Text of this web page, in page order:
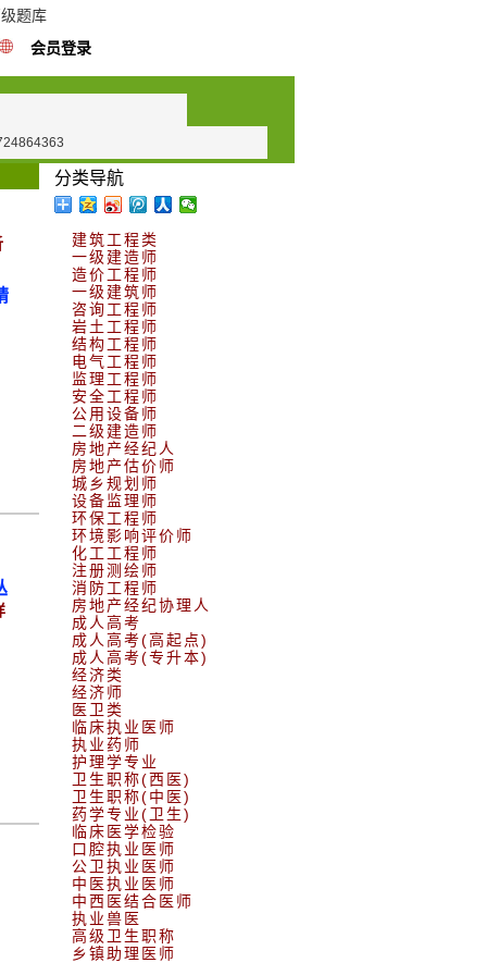
题库
会员登录
分类导航
建筑工程类
一级建造师
造价工程师
一级建筑师
咨询工程师
岩土工程师
结构工程师
电气工程师
监理工程师
安全工程师
公用设备师
二级建造师
房地产经纪人
房地产估价师
城乡规划师
设备监理师
环保工程师
环境影响评价师
化工工程师
注册测绘师
消防工程师
房地产经纪协理人
成人高考
成人高考(高起点)
成人高考(专升本)
经济类
经济师
医卫类
临床执业医师
执业药师
护理学专业
卫生职称(西医)
卫生职称(中医)
药学专业(卫生)
临床医学检验
口腔执业医师
公卫执业医师
中医执业医师
中西医结合医师
执业兽医
高级卫生职称
乡镇助理医师